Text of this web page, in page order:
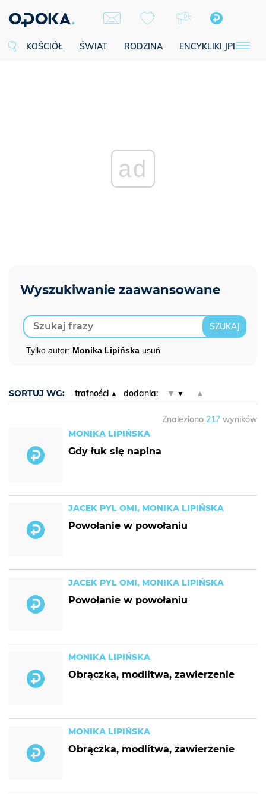
KOŚCIÓŁ ŚWIAT RODZINA ENCYKLIKI JPII
ad
Tylko autor: Monika Lipińska usuń
SORTUJ WG: trafności dodania: ▼ ▲
Znaleziono 217 wyników
MONIKA LIPIŃSKA
Gdy łuk się napina
JACEK PYL OMI, MONIKA LIPIŃSKA
Powołanie w powołaniu
JACEK PYL OMI, MONIKA LIPIŃSKA
Powołanie w powołaniu
MONIKA LIPIŃSKA
Obrączka, modlitwa, zawierzenie
MONIKA LIPIŃSKA
Obrączka, modlitwa, zawierzenie